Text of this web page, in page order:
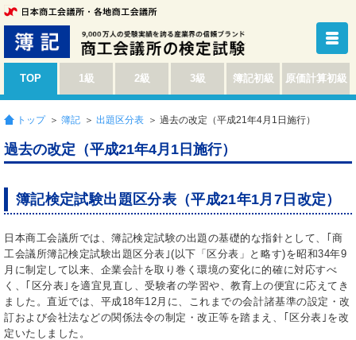
TOP 1級 2級 3級 簿記初級 原価計算初級
トップ ＞ 簿記 ＞ 出題区分表 ＞ 過去の改定（平成21年4月1日施行）
過去の改定（平成21年4月1日施行）
簿記検定試験出題区分表（平成21年1月7日改定）
日本商工会議所では、簿記検定試験の出題の基礎的な指針として、｢商
工会議所簿記検定試験出題区分表｣(以下「区分表」と略す)を昭和34年9
月に制定して以来、企業会計を取り巻く環境の変化に的確に対応すべ
く、｢区分表｣を適宜見直し、受験者の学習や、教育上の便宜に応えてき
ました。直近では、平成18年12月に、これまでの会計諸基準の設定・改
訂および会社法などの関係法令の制定・改正等を踏まえ、｢区分表｣を改
定いたしました。